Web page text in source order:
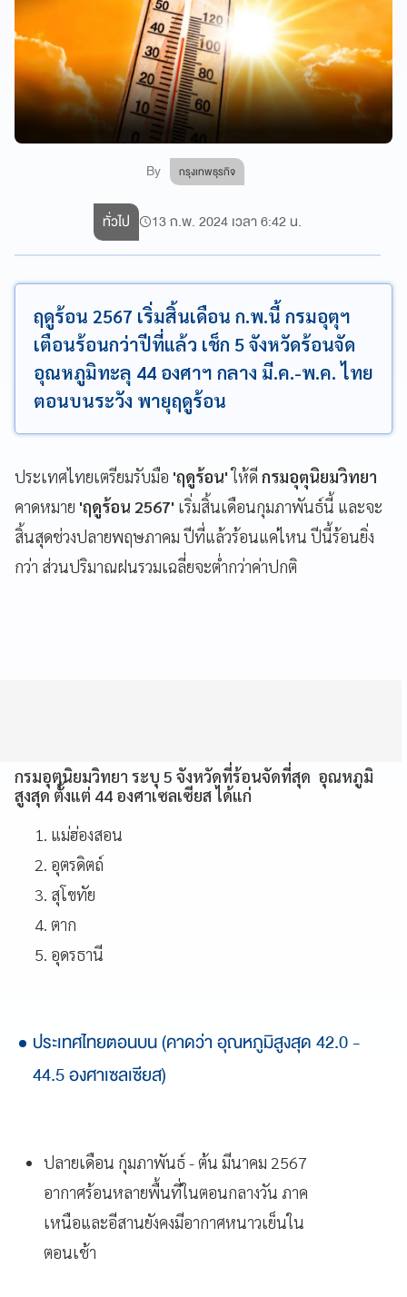
By กรุงเทพธุรกิจ
ทั่วไป 13 ก.พ. 2024 เวลา 6:42 น.
ฤดูร้อน 2567 เริ่มสิ้นเดือน ก.พ.นี้ กรมอุตุฯ
เตือนร้อนกว่าปีที่แล้ว เช็ก 5 จังหวัดร้อนจัด
อุณหภูมิทะลุ 44 องศาฯ กลาง มี.ค.-พ.ค. ไทย
ตอนบนระวัง พายุฤดูร้อน
ประเทศไทยเตรียมรับมือ 'ฤดูร้อน'ให้ดี กรมอุตุนิยมวิทยา
คาดหมาย 'ฤดูร้อน 2567' เริ่มสิ้นเดือนกุมภาพันธ์นี้ และจะ
สิ้นสุดช่วงปลายพฤษภาคม ปีที่แล้วร้อนแค่ไหน ปีนี้ร้อนยิ่ง
กว่า ส่วนปริมาณฝนรวมเฉลี่ยจะต่ำกว่าค่าปกติ
กรมอุตุนิยมวิทยา ระบุ 5 จังหวัดที่ร้อนจัดที่สุด อุณหภูมิ
สูงสุด ตั้งแต่ 44 องศาเซลเซียส ได้แก่
แม่ฮ่องสอน
อุตรดิตถ์
สุโขทัย
ตาก
อุดรธานี
ประเทศไทยตอนบน (คาดว่า อุณหภูมิสูงสุด 42.0 -
44.5 องศาเซลเซียส)
ปลายเดือน กุมภาพันธ์ - ต้น มีนาคม 2567
อากาศร้อนหลายพื้นที่ในตอนกลางวัน ภาค
เหนือและอีสานยังคงมีอากาศหนาวเย็นใน
ตอนเช้า